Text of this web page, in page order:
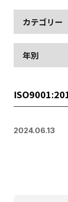
カテゴリー
年別
2024.06.13